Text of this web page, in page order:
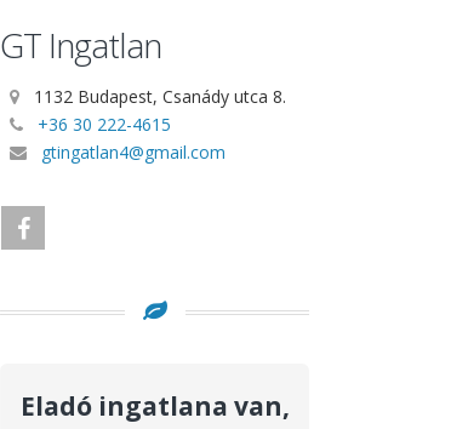
GT Ingatlan
1132 Budapest, Csanády utca 8.
+36 30 222-4615
gtingatlan4@gmail.com
Eladó ingatlana van,